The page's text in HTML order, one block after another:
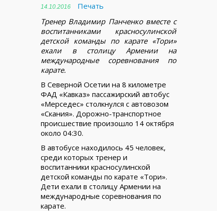
14.10.2016
Печать
Тренер Владимир Панченко вместе с
воспитанниками красносулинской
детской команды по карате «Тори»
ехали в столицу Армении на
международные соревнования по
карате.
В Северной Осетии на 8 километре
ФАД «Кавказ» пассажирский автобус
«Мерседес» столкнулся с автовозом
«Скания». Дорожно-транспортное
происшествие произошло 14 октября
около 04:30.
В автобусе находилось 45 человек,
среди которых тренер и
воспитанники красносулинской
детской команды по карате «Тори».
Дети ехали в столицу Армении на
международные соревнования по
карате.